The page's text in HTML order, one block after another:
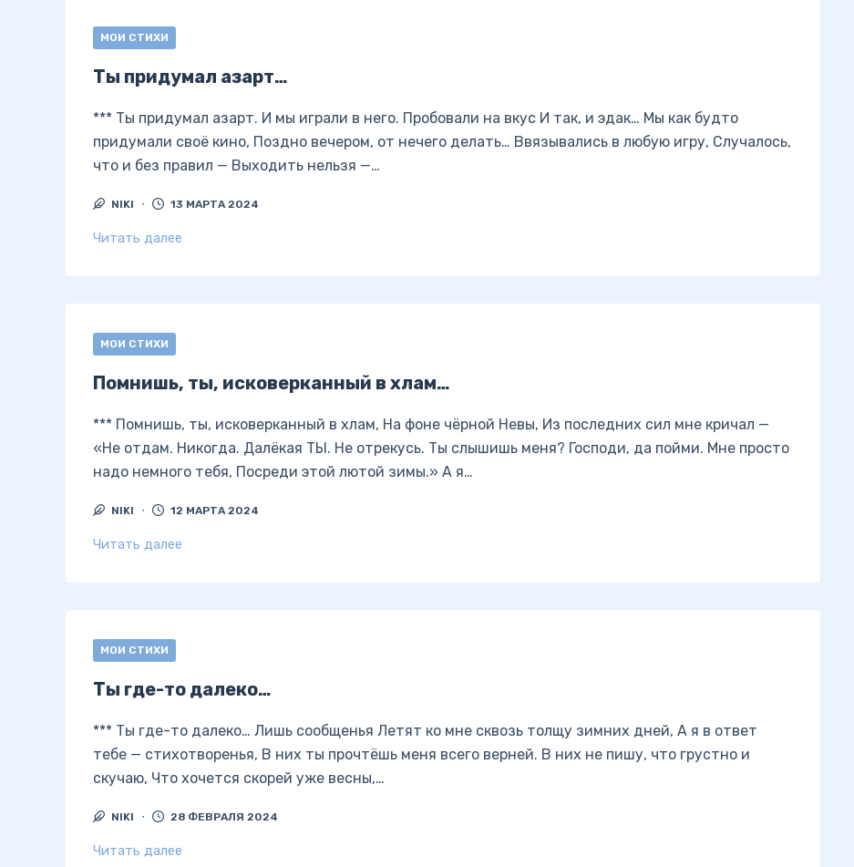
МОИ СТИХИ
Ты придумал азарт…
*** Ты придумал азарт. И мы играли в него. Пробовали на вкус И так, и эдак… Мы как будто
придумали своё кино, Поздно вечером, от нечего делать… Ввязывались в любую игру, Случалось,
что и без правил — Выходить нельзя —…
NIKI 13 МАРТА 2024
Читать далее
МОИ СТИХИ
Помнишь, ты, исковерканный в хлам…
*** Помнишь, ты, исковерканный в хлам, На фоне чёрной Невы, Из последних сил мне кричал —
«Не отдам. Никогда. Далёкая ТЫ. Не отрекусь. Ты слышишь меня? Господи, да пойми. Мне просто
надо немного тебя, Посреди этой лютой зимы.» А я…
NIKI 12 МАРТА 2024
Читать далее
МОИ СТИХИ
Ты где-то далеко…
*** Ты где-то далеко… Лишь сообщенья Летят ко мне сквозь толщу зимних дней, А я в ответ
тебе — стихотворенья, В них ты прочтёшь меня всего верней. В них не пишу, что грустно и
скучаю, Что хочется скорей уже весны,…
NIKI 28 ФЕВРАЛЯ 2024
Читать далее